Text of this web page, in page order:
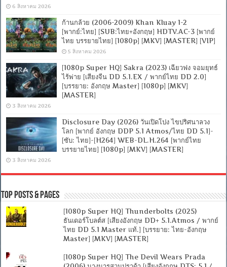
6 สิงหาคม 2026
ก้านกล้วย (2006-2009) Khan Kluay 1-2
[พากย์:ไทย] [SUB:ไทย+อังกฤษ] HDTV.AC-3 [พากย์
ไทย บรรยายไทย] [1080p] [MKV] [MASTER] [VIP]
5 สิงหาคม 2026
[1080p Super HQ] Sakra (2023) เฉียวฟง จอมยุทธ์
ไร้พ่าย [เสียงจีน DD 5.1.EX / พากย์ไทย DD 2.0]
[บรรยาย: อังกฤษ Master] [1080p] [MKV]
[MASTER]
3 สิงหาคม 2026
Disclosure Day (2026) วันเปิดโปง ไขปริศนาลวง
โลก [พากย์ อังกฤษ DDP 5.1 Atmos/ไทย DD 5.1]-
[ซับ: ไทย]-[H264] WEB-DL.H.264 [พากย์ไทย
บรรยายไทย] [1080p] [MKV] [MASTER]
3 สิงหาคม 2026
Top Posts & Pages
[1080p Super HQ] Thunderbolts (2025)
ธันเดอร์โบลต์ส [เสียงอังกฤษ DD+ 5.1.Atmos / พากย์
ไทย DD 5.1 Master แท้.] [บรรยาย: ไทย-อังกฤษ
Master] [MKV] [MASTER]
[1080p Super HQ] The Devil Wears Prada